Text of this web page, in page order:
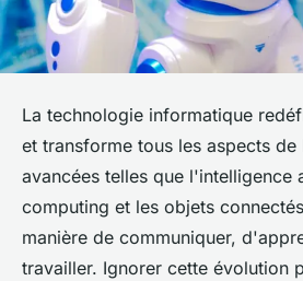
La technologie informatique
et transforme tous les aspects de
avancées telles que l'intelligence
computing et les objets
manière de communiquer,
travailler. Ignorer cette évolution